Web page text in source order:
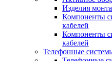
Изделия
Компоненты
кабелей
Компоненты
кабелей
Телефонные